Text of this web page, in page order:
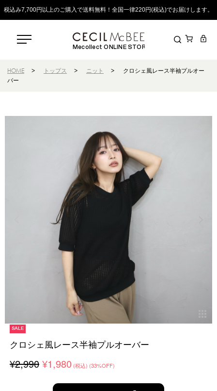
税込み7,700円以上のご購入で送料無料！全国一律220円(税込)でお届けします。
Mecollect ONLINE STORE
HOME > トップス > ニット >
クロシェ風レース半袖プルオー
バー
SALE
クロシェ風レース半袖プルオーバー
¥2,990 ¥1,980 (税込) (33%OFF)